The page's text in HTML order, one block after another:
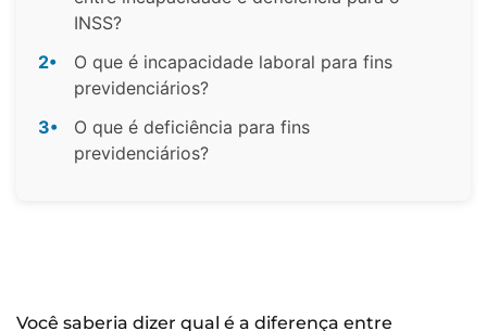
INSS?
2•
O que é incapacidade laboral para fins
previdenciários?
3•
O que é deficiência para fins
previdenciários?
Você saberia dizer qual é a diferença entre